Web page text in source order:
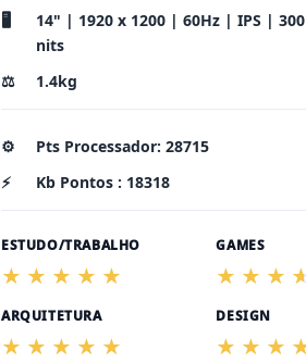
🖥️
14" | 1920 x 1200 | 60Hz | IPS | 300
nits
⚖️ 1.4kg
⚙️ Pts Processador: 28715
⚡
Kb Pontos : 18318
ESTUDO/TRABALHO GAMES
ARQUITETURA DESIGN